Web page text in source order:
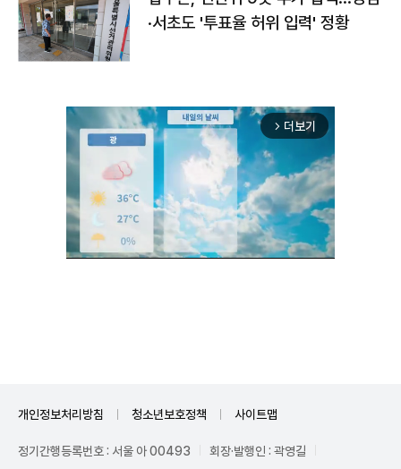
·서초도 '투표율 허위 입력' 정황
arrow_forward_ios 더보기
개인정보처리방침 청소년보호정책 사이트맵
정기간행등록번호 : 서울 아 00493
회장·발행인 : 곽영길